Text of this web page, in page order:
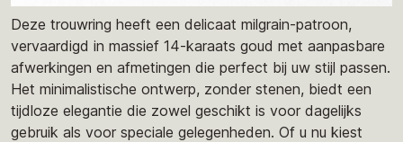
Deze trouwring heeft een delicaat milgrain-patroon,
vervaardigd in massief 14-karaats goud met aanpasbare
afwerkingen en afmetingen die perfect bij uw stijl passen.
Het minimalistische ontwerp, zonder stenen, biedt een
tijdloze elegantie die zowel geschikt is voor dagelijks
gebruik als voor speciale gelegenheden. Of u nu kiest